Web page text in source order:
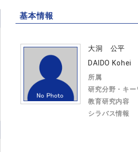
基本情報
大洞 公平
DAIDO Kohei
所属
研究分野・キー
教育研究内容
シラバス情報